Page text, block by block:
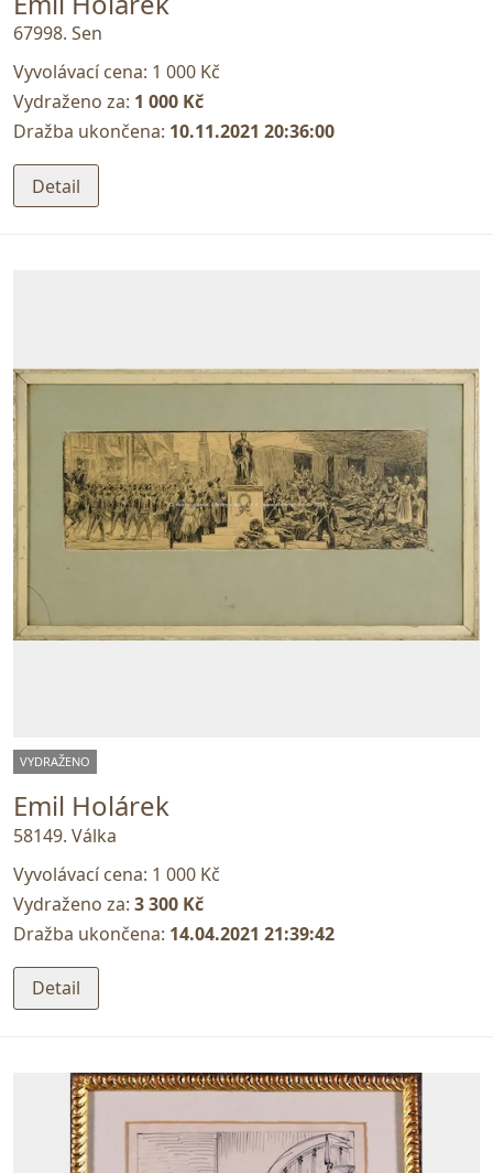
67998. Sen
Vyvolávací cena: 1 000 Kč
Vydraženo za: 1 000 Kč
Dražba ukončena: 10.11.2021 20:36:00
Detail
VYDRAŽENO
Emil Holárek
58149. Válka
Vyvolávací cena: 1 000 Kč
Vydraženo za: 3 300 Kč
Dražba ukončena: 14.04.2021 21:39:42
Detail